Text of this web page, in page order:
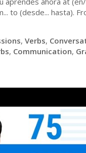
to (desde... hasta).
, Verbs,
, Communication,